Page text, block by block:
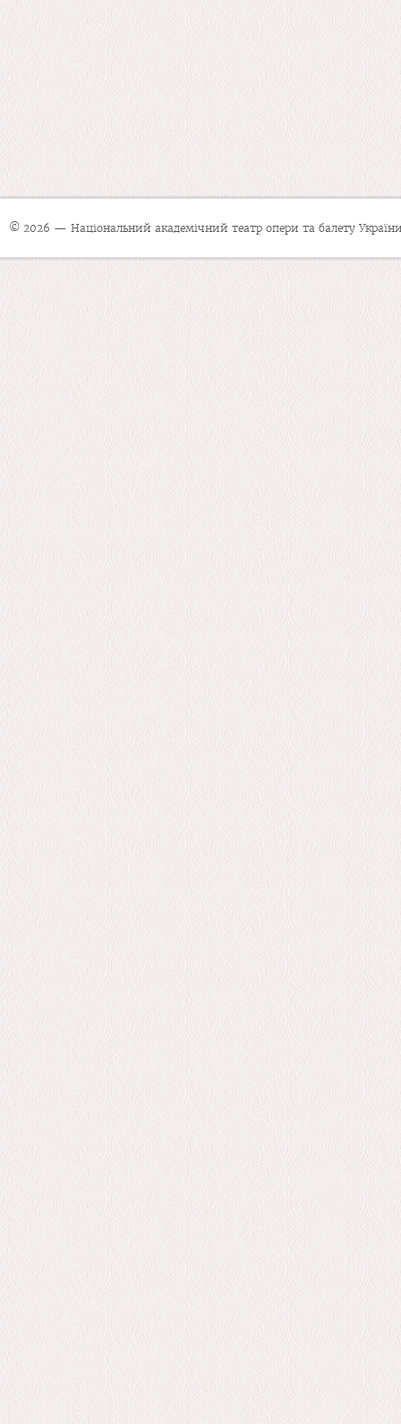
© 2026 — Національний академічний театр опери та балету